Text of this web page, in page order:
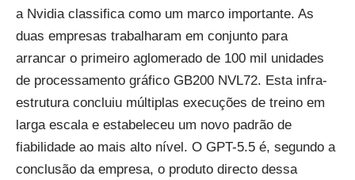
a Nvidia classifica como um marco importante. As
duas empresas trabalharam em conjunto para
arrancar o primeiro aglomerado de 100 mil unidades
de processamento gráfico GB200 NVL72. Esta infra-
estrutura concluiu múltiplas execuções de treino em
larga escala e estabeleceu um novo padrão de
fiabilidade ao mais alto nível. O GPT-5.5 é, segundo a
conclusão da empresa, o produto directo dessa